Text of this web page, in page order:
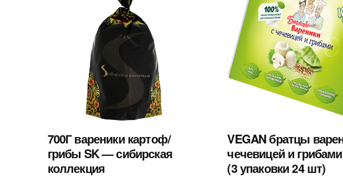
700Г вареники картоф/
грибы SK — сибирская
коллекция
VEGAN братцы
чечевицей и
(3 упаковки 24 шт)